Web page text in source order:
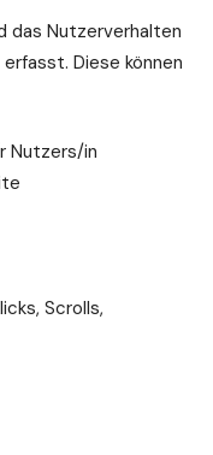
das Nutzerverhalten
Diese können
Nutzers/in
Scrolls,